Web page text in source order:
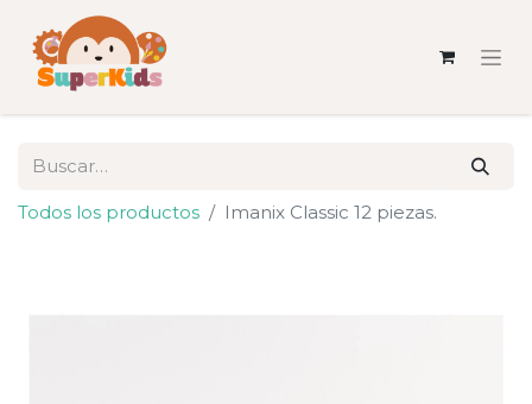
Todos los productos Imanix Classic 12 piezas.